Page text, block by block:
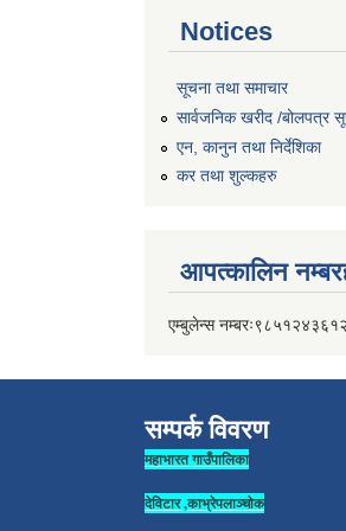
Notices
सूचना तथा समाचार
सार्वजनिक खरीद /बोलपत्र
एन, कानुन तथा निर्देशिका
कर तथा शुल्कहरु
आपत्कालिन
एम्बुलेन्स
सम्पर्क विवरण
महाभारत गाउँपालिका
देविटार ,काभ्रेपलाञ्चोक